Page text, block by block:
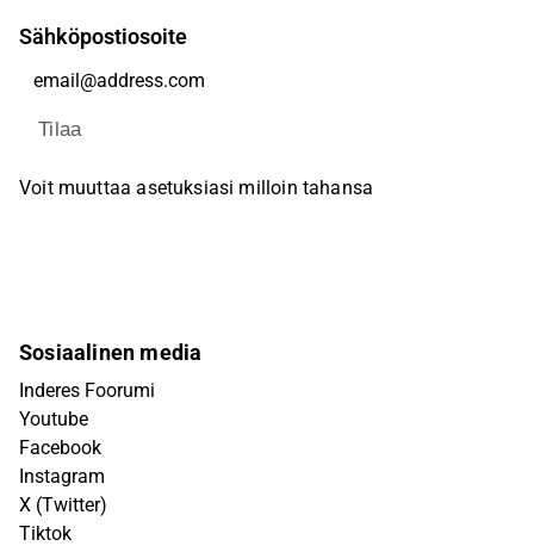
Sähköpostiosoite
Tilaa
Voit muuttaa asetuksiasi milloin tahansa
Sosiaalinen media
Inderes Foorumi
Youtube
Facebook
Instagram
X (Twitter)
Tiktok